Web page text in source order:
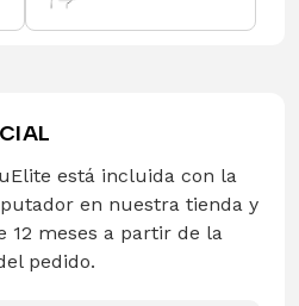
está incluida con la
en nuestra tienda y
12 meses a partir de la
pedido.